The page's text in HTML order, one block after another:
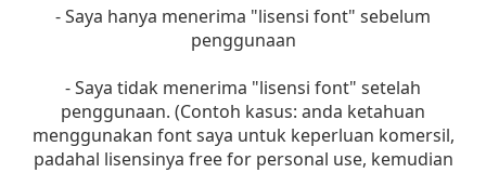
- Saya hanya menerima "lisensi font" sebelum
penggunaan
- Saya tidak menerima "lisensi font" setelah
penggunaan. (Contoh kasus: anda ketahuan
menggunakan font saya untuk keperluan komersil,
padahal lisensinya free for personal use, kemudian